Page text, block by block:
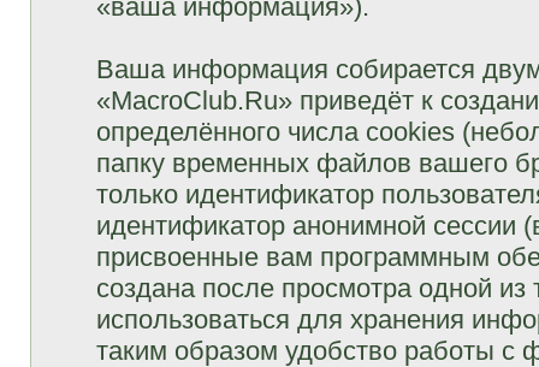
«ваша информация»).
Ваша информация собирается
«MacroClub.Ru» приведёт к
определённого числа cookies
папку временных файлов вашего
только идентификатор
идентификатор анонимной сессии
присвоенные вам программным
создана после просмотра одной
использоваться для хранения
таким образом удобство работы с